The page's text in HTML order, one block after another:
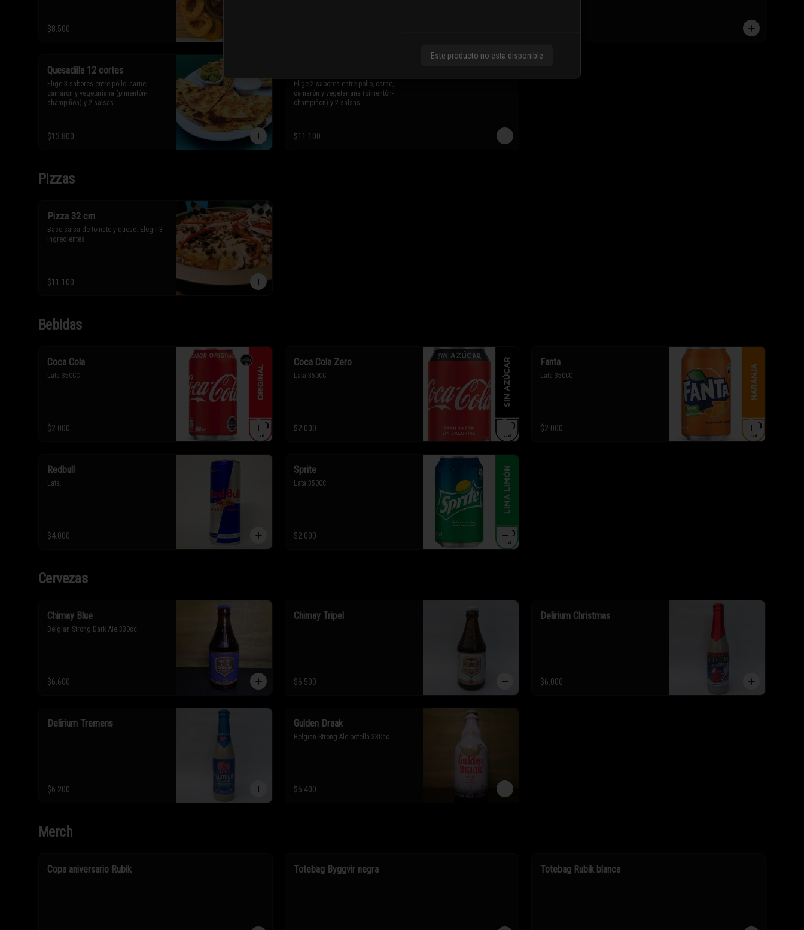
$8.500
Quesadilla 12 cortes
Elige 3 sabores entre pollo, carne,
camarón y vegetariana (pimentón-
champiñon) y 2 salsas.
* Los ingredientes no son
intercambiables. Sólo puedes solicitar
$13.800
Elige 2 sabores entre pollo, carne,
camarón y vegetariana (pimentón-
champiñon) y 2 salsas.
* Los ingredientes no son
intercambiables. Sólo puedes solicitar
$11.100
Pizzas
Pizza 32 cm
Base salsa de tomate y queso. Elegir 3
ingredientes.
$11.100
Bebidas
Coca Cola
Lata 350CC
$2.000
Coca Cola Zero
Lata 350CC
$2.000
Fanta
Lata 350CC
$2.000
Redbull
Lata.
$4.000
Sprite
Lata 350CC
$2.000
Cervezas
Chimay Blue
Belgian Strong Dark Ale 330cc
$6.600
Chimay Tripel
$6.500
Delirium Christmas
$6.000
Delirium Tremens
$6.200
Gulden Draak
Belgian Strong Ale botella 330cc
$5.400
Merch
Copa aniversario Rubik Totebag Byggvir negra Totebag Rubik blanca
Este producto no esta disponible